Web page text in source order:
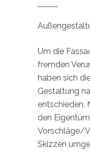
Um die
fremden
haben sich
Gestaltung
entschieden.
den
Vorschläge/
Skizzen